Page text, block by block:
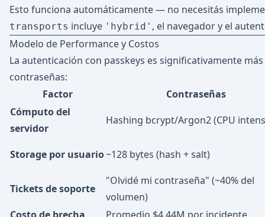
Esto funciona automáticamente — no necesitás
transports incluye 'hybrid' , el navegador y el
Modelo de Performance y Costos
La autenticación con passkeys es significativamente
contraseñas:
Factor
Contraseñas
Cómputo del
servidor
Hashing bcrypt/Argon2 (CPU
Storage por usuario~128 bytes (hash + salt)
Tickets de soporte
"Olvidé mi contraseña" (~40% del
volumen)